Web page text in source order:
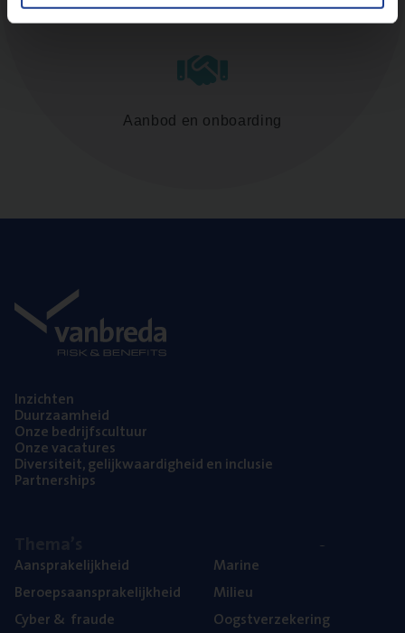
Aanbod en onboarding
Inzich­ten
Duur­zaam­heid
Onze bedrijfs­cul­tuur
Onze vaca­tu­res
Diver­si­teit, gelijk­waar­dig­heid en inclusie
Part­ner­ships
Aan­spra­ke­lijk­heid
Beroeps­aan­spra­ke­lijk­heid
Cyber& fraude
Mari­ne
Mili­eu
Oogst­ver­ze­ke­ring